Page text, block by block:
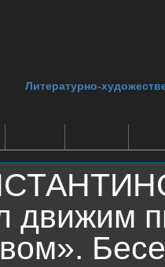
Литературно-
движим